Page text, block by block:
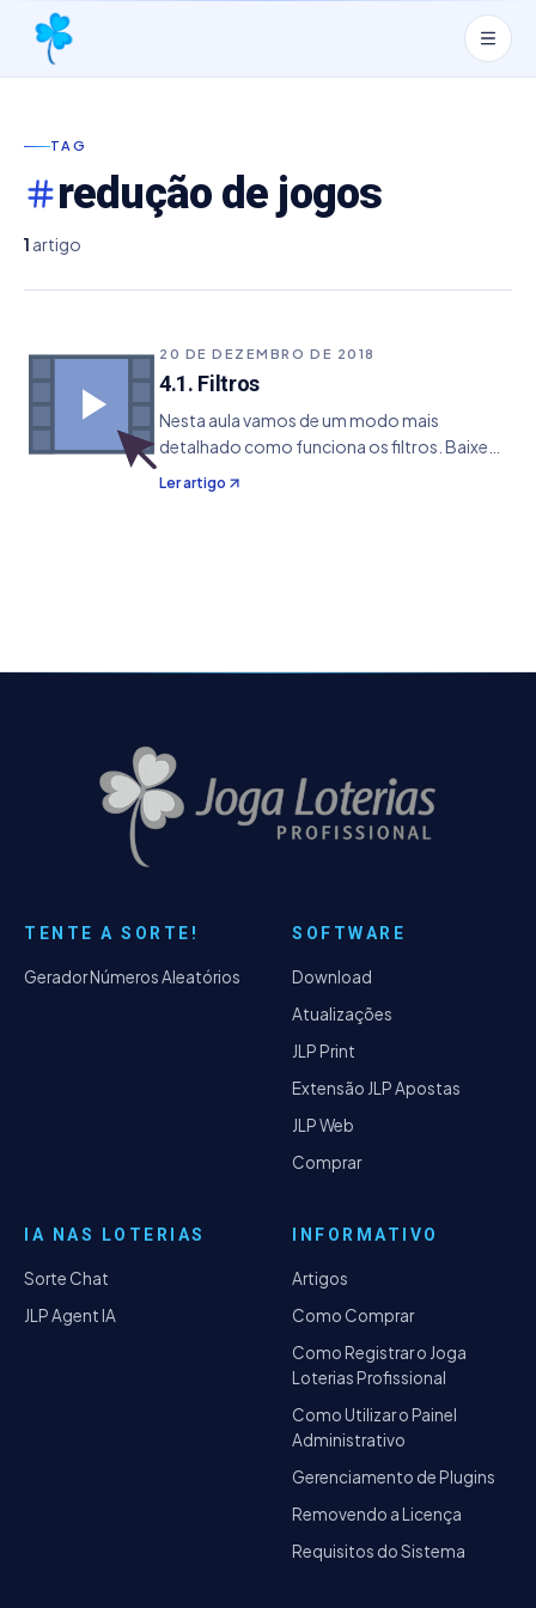
TAG
redução de jogos
1 artigo
20 DE DEZEMBRO DE 2018
4.1. Filtros
Nesta aula vamos de um modo mais
detalhado como funciona os filtros. Baixe
PDF Aula
Ler artigo
TENTE A SORTE!
Gerador Números Aleatórios
SOFTWARE
Download
Atualizações
JLP Print
Extensão JLP Apostas
JLP Web
Comprar
IA NAS LOTERIAS
Sorte Chat
JLP Agent IA
INFORMATIVO
Artigos
Como Comprar
Como Registrar o Joga
Loterias Profissional
Como Utilizar o Painel
Administrativo
Gerenciamento de Plugins
Removendo a Licença
Requisitos do Sistema